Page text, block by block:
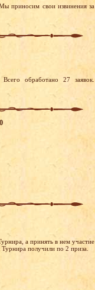
приносим свои извинения за
обработано 27 заявок.
а принять в нем участие
получили по 2 приза.